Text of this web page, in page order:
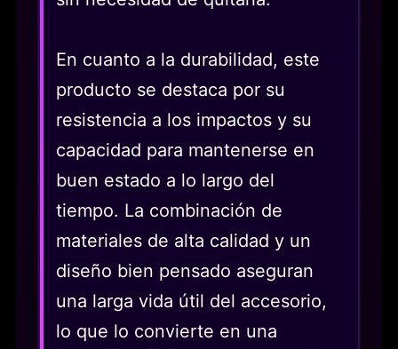
En cuanto a la durabilidad, este
producto se destaca por su
resistencia a los impactos y su
capacidad para mantenerse en
buen estado a lo largo del
tiempo. La combinación de
materiales de alta calidad y un
diseño bien pensado aseguran
una larga vida útil del accesorio,
lo que lo convierte en una